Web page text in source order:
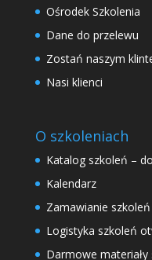
Ośrodek Szkolenia
Dane do przelewu
Zostań naszym
Nasi klienci
O szkoleniach
Katalog szkoleń –
Kalendarz
Zamawianie szkoleń
Logistyka szkoleń
Darmowe